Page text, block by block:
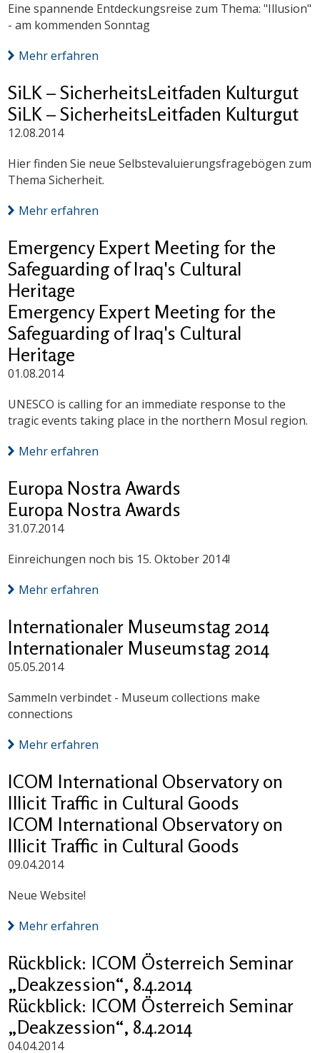
Eine spannende Entdeckungsreise zum Thema: "Illusion"
- am kommenden Sonntag
Mehr erfahren
SiLK – SicherheitsLeitfaden Kulturgut
SiLK – SicherheitsLeitfaden Kulturgut
12.08.2014
Hier finden Sie neue Selbstevaluierungsfragebögen zum
Thema Sicherheit.
Mehr erfahren
Emergency Expert Meeting for the
Safeguarding of Iraq's Cultural
Heritage
Emergency Expert Meeting for the
Safeguarding of Iraq's Cultural
Heritage
01.08.2014
UNESCO is calling for an immediate response to the
tragic events taking place in the northern Mosul region.
Mehr erfahren
Europa Nostra Awards
Europa Nostra Awards
31.07.2014
Einreichungen noch bis 15. Oktober 2014!
Mehr erfahren
Internationaler Museumstag 2014
Internationaler Museumstag 2014
05.05.2014
Sammeln verbindet - Museum collections make
connections
Mehr erfahren
ICOM International Observatory on
Illicit Traffic in Cultural Goods
ICOM International Observatory on
Illicit Traffic in Cultural Goods
09.04.2014
Neue Website!
Mehr erfahren
Rückblick: ICOM Österreich Seminar
„Deakzession“, 8.4.2014
Rückblick: ICOM Österreich Seminar
„Deakzession“, 8.4.2014
04.04.2014